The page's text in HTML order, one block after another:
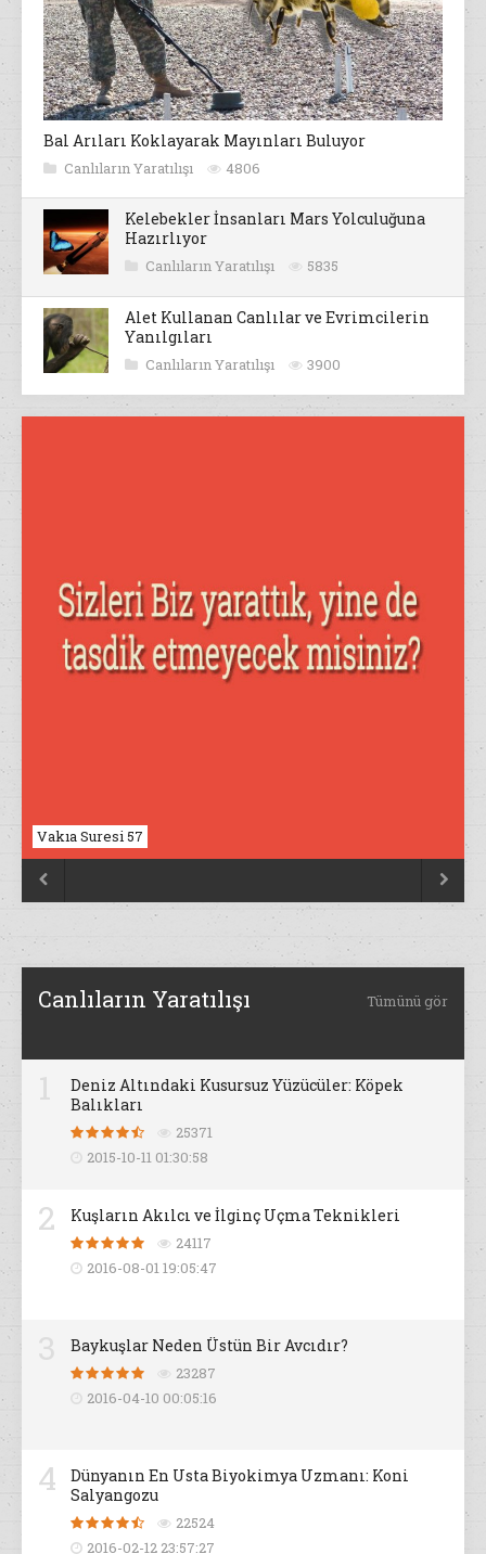
Bal Arıları Koklayarak Mayınları Buluyor
Canlıların Yaratılışı 4806
Kelebekler İnsanları Mars Yolculuğuna
Hazırlıyor
Canlıların Yaratılışı 5835
Alet Kullanan Canlılar ve Evrimcilerin
Yanılgıları
Canlıların Yaratılışı 3900
Vakıa Suresi 57
Nahl Suresi 17
 
Canlıların Yaratılışı Tümünü gör
Deniz Altındaki Kusursuz Yüzücüler: Köpek
Balıkları
25371
2015-10-11 01:30:58
2 Kuşların Akılcı ve İlginç Uçma Teknikleri
24117
2016-08-01 19:05:47
Baykuşlar Neden Üstün Bir Avcıdır?
23287
2016-04-10 00:05:16
4
Dünyanın En Usta Biyokimya Uzmanı: Koni
Salyangozu
22524
2016-02-12 23:57:27